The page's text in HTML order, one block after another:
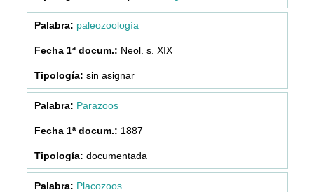
paleozoología
Neol. s. XIX
sin asignar
Parazoos
1887
documentada
Placozoos